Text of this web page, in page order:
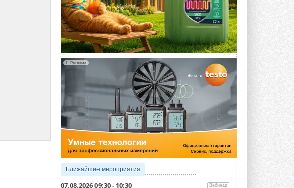
Реклама
Ближайшие мероприятия
07.08.2026 09:30 - 10:30 Вебинар